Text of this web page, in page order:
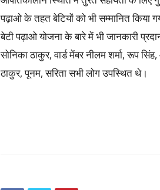
पढ़ाओ के तहत बेटियों को भी सम्मानित किया
बेटी पढ़ाओ योजना के बारे में भी जानकारी
सोनिका ठाकुर, वार्ड मेंबर नीलम शर्मा, रूप सिंह,
ठाकुर, पूनम, सरिता सभी लोग उपस्थित थे।